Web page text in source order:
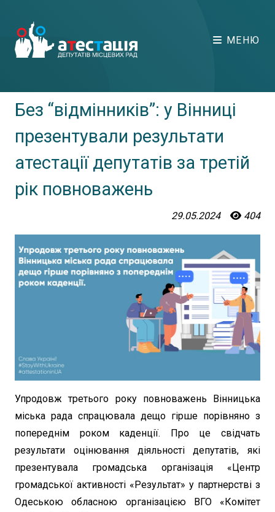
МЕНЮ
Без “відмінників”: у Вінниці
презентували результати
атестації депутатів за третій
рік повноважень
29.05.2024 404
Упродовж третього року повноважень Вінницька
міська рада спрацювала дещо гірше порівняно з
попереднім роком каденції. Про це свідчать
результати оцінювання діяльності депутатів, які
презентувала громадська організація «Центр
громадської активності «Результат» у партнерстві з
Одеською обласною організацією ВГО «Комітет